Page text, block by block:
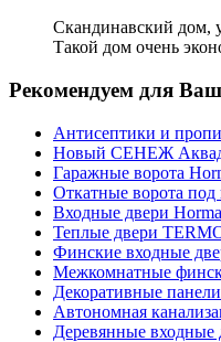
Скандинавский дом,
Такой дом очень
Рекомендуем для
Антисептики и
Новый СЕНЕЖ
Гаражные ворота
Откатные ворота
Входные двери
Теплые двери
Финские входные
Межкомнатные
Декоративные
Автономная
Деревянные входные